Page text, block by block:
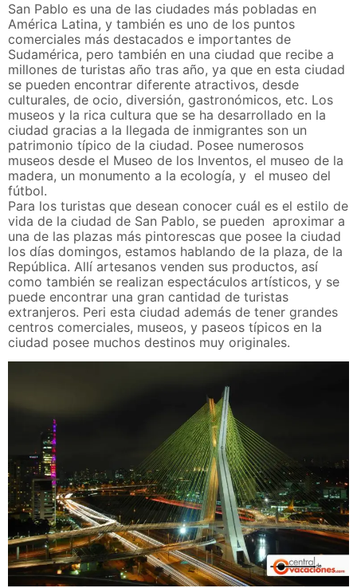
San Pablo es una de las ciudades más pobladas en
América Latina, y también es uno de los puntos
comerciales más destacados e importantes de
Sudamérica, pero también en una ciudad que recibe a
millones de turistas año tras año, ya que en esta ciudad
se pueden encontrar diferente atractivos, desde
culturales, de ocio, diversión, gastronómicos, etc. Los
museos y la rica cultura que se ha desarrollado en la
ciudad gracias a la llegada de inmigrantes son un
patrimonio típico de la ciudad. Posee numerosos
museos desde el Museo de los Inventos, el museo de la
madera, un monumento a la ecología, y el museo del
fútbol.
Para los turistas que desean conocer cuál es el estilo de
vida de la ciudad de San Pablo, se pueden aproximar a
una de las plazas más pintorescas que posee la ciudad
los días domingos, estamos hablando de la plaza, de la
República. Allí artesanos venden sus productos, así
como también se realizan espectáculos artísticos, y se
puede encontrar una gran cantidad de turistas
extranjeros. Peri esta ciudad además de tener grandes
centros comerciales, museos, y paseos típicos en la
ciudad posee muchos destinos muy originales.